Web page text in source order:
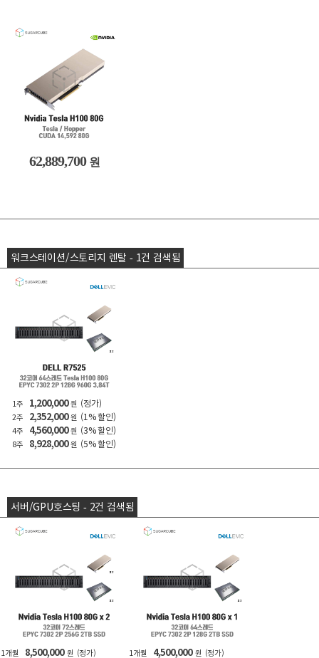
62,889,700 원
워크스테이션/스토리지 렌탈 - 1건 검색됨
1주 1,200,000 원 (정가)
2주 2,352,000 원 (1% 할인)
4주 4,560,000 원 (3% 할인)
8주 8,928,000 원 (5% 할인)
서버/GPU호스팅 - 2건 검색됨
1개월 8,500,000 원
(정가)
1개월 4,500,000 원
(정가)